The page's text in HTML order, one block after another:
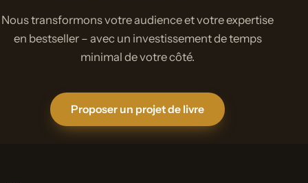
Nous transformons votre audience et votre expertise
en bestseller – avec un investissement de temps
minimal de votre côté.
Proposer un projet de livre